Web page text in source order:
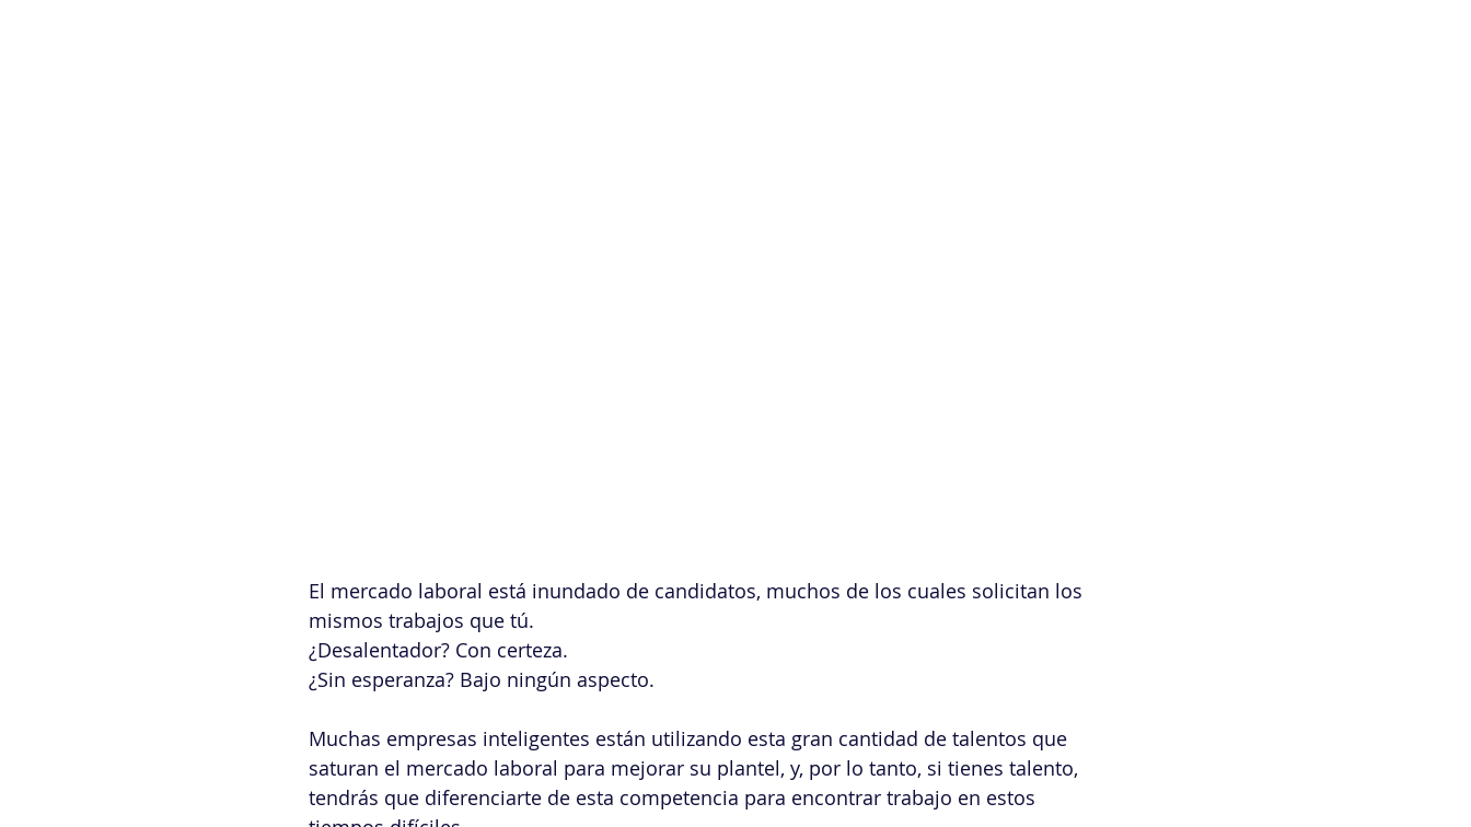
El mercado laboral está inundado de candidatos, muchos de los cuales solicitan los
mismos trabajos que tú.
¿Desalentador? Con certeza.
¿Sin esperanza? Bajo ningún aspecto.
Muchas empresas inteligentes están utilizando esta gran cantidad de talentos que
saturan el mercado laboral para mejorar su plantel, y, por lo tanto, si tienes talento,
tendrás que diferenciarte de esta competencia para encontrar trabajo en estos